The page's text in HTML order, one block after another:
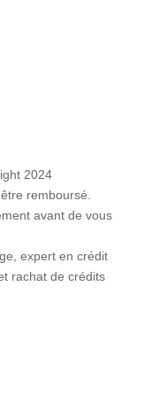
2024
remboursé.
avant de vous
expert en crédit
rachat de crédits